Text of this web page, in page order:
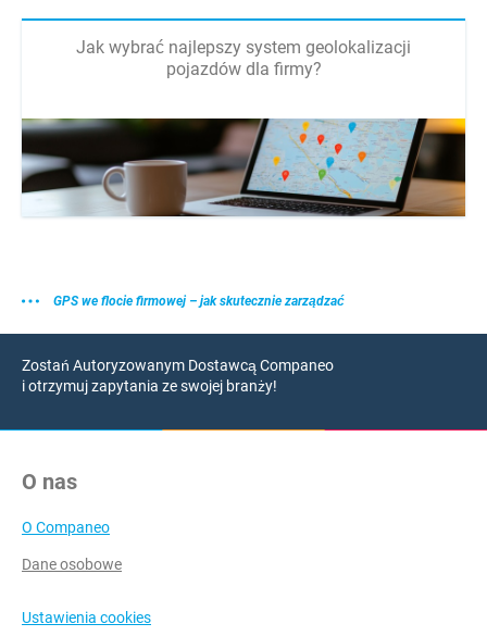
Jak wybrać najlepszy system geolokalizacji
pojazdów dla firmy?
GPS we flocie firmowej – jak skutecznie zarządzać
Zostań Autoryzowanym Dostawcą Companeo
i otrzymuj zapytania ze swojej branży!
O nas
O Companeo
Dane osobowe
Ustawienia cookies